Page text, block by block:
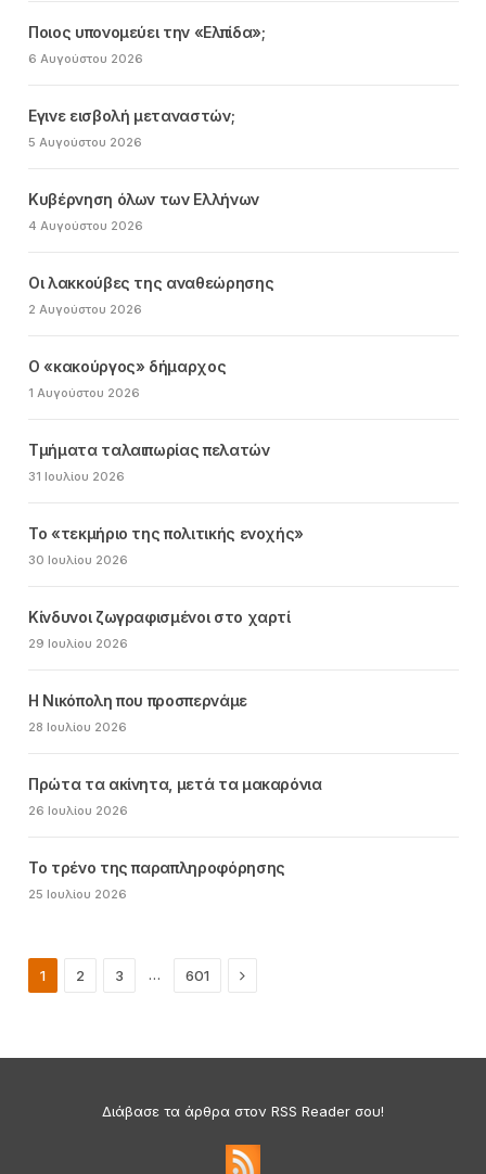
Ποιος υπονομεύει την «Ελπίδα»;
6 Αυγούστου 2026
Εγινε εισβολή μεταναστών;
5 Αυγούστου 2026
Κυβέρνηση όλων των Ελλήνων
4 Αυγούστου 2026
Οι λακκούβες της αναθεώρησης
2 Αυγούστου 2026
Ο «κακούργος» δήμαρχος
1 Αυγούστου 2026
Τμήματα ταλαιπωρίας πελατών
31 Ιουλίου 2026
Το «τεκμήριο της πολιτικής ενοχής»
30 Ιουλίου 2026
Κίνδυνοι ζωγραφισμένοι στο χαρτί
29 Ιουλίου 2026
Η Νικόπολη που προσπερνάμε
28 Ιουλίου 2026
Πρώτα τα ακίνητα, μετά τα μακαρόνια
26 Ιουλίου 2026
Το τρένο της παραπληροφόρησης
25 Ιουλίου 2026
1 2 3 … 601 Next
Διάβασε τα άρθρα στον RSS Reader σου!